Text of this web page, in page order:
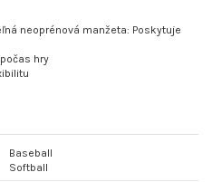
neoprénová manžeta: Poskytuje
hry
Baseball
Softball